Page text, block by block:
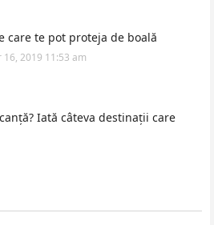
care te pot proteja de boală
2019 11:53 am
Iată câteva destinații care